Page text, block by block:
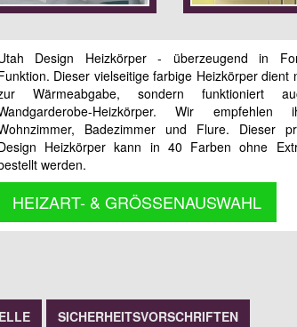
Design Heizkörper - überzeugend in
Dieser vielseitige farbige Heizkörper dient
Wärmeabgabe, sondern funktioniert
Heizkörper. Wir
Badezimmer und Flure. Dieser
Heizkörper kann in 40 Farben ohne
werden.
HEIZART- & GRÖSSENAUSWAHL
SICHERHEITSVORSCHRIFTEN